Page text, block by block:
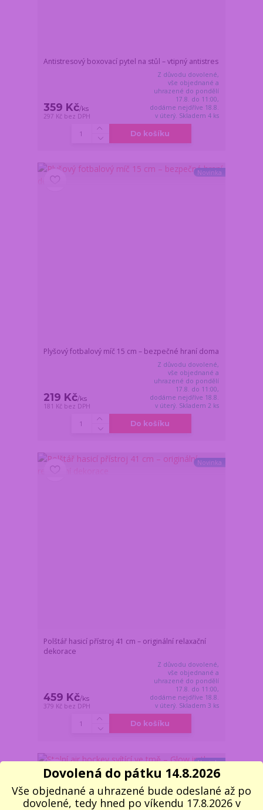
Antistresový boxovací pytel na stůl – vtipný antistres
359 Kč/ks
297 Kč bez DPH
Z důvodu dovolené,
vše objednané a
uhrazené do pondělí
17.8. do 11:00,
dodáme nejdříve 18.8.
v úterý. Skladem 4 ks
Do košíku
Novinka
Plyšový fotbalový míč 15 cm – bezpečné hraní doma
219 Kč/ks
181 Kč bez DPH
Z důvodu dovolené,
vše objednané a
uhrazené do pondělí
17.8. do 11:00,
dodáme nejdříve 18.8.
v úterý. Skladem 2 ks
Do košíku
Novinka
Polštář hasicí přístroj 41 cm – originální relaxační
dekorace
459 Kč/ks
379 Kč bez DPH
Z důvodu dovolené,
vše objednané a
uhrazené do pondělí
17.8. do 11:00,
dodáme nejdříve 18.8.
v úterý. Skladem 3 ks
Do košíku
Novinka
Dovolená do pátku 14.8.2026
Vše objednané a uhrazené bude odeslané až po
dovolené, tedy hned po víkendu 17.8.2026 v